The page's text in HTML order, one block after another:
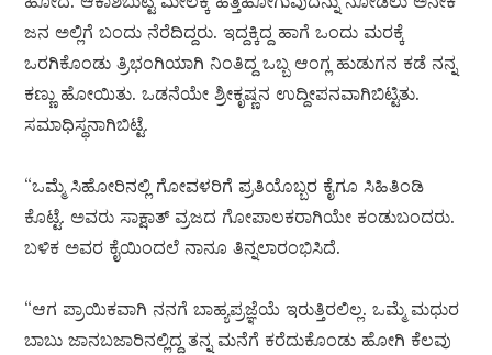
ಜನ ಅಲ್ಲಿಗೆ ಬಂದು ನೆರೆದಿದ್ದರು. ಇದ್ದಕ್ಕಿದ್ದ ಹಾಗೆ ಒಂದು ಮರಕ್ಕೆ
ಒರಗಿಕೊಂಡು ತ್ರಿಭಂಗಿಯಾಗಿ ನಿಂತಿದ್ದ ಒಬ್ಬ ಆಂಗ್ಲ ಹುಡುಗನ ಕಡೆ ನನ್ನ
ಕಣ್ಣು ಹೋಯಿತು. ಒಡನೆಯೇ ಶ್ರೀಕೃಷ್ಣನ ಉದ್ದೀಪನವಾಗಿಬಿಟ್ಟಿತು.
ಸಮಾಧಿಸ್ಥನಾಗಿಬಿಟ್ಟೆ.
“ಒಮ್ಮೆ ಸಿಹೋರಿನಲ್ಲಿ ಗೋವಳರಿಗೆ ಪ್ರತಿಯೊಬ್ಬರ ಕೈಗೂ ಸಿಹಿತಿಂಡಿ
ಕೊಟ್ಟೆ. ಅವರು ಸಾಕ್ಷಾತ್ ವ್ರಜದ ಗೋಪಾಲಕರಾಗಿಯೇ ಕಂಡುಬಂದರು.
ಬಳಿಕ ಅವರ ಕೈಯಿಂದಲೆ ನಾನೂ ತಿನ್ನಲಾರಂಭಿಸಿದೆ.
“ಆಗ ಪ್ರಾಯಿಕವಾಗಿ ನನಗೆ ಬಾಹ್ಯಪ್ರಜ್ಞೆಯೆ ಇರುತ್ತಿರಲಿಲ್ಲ. ಒಮ್ಮೆ ಮಧುರ
ಬಾಬು ಜಾನಬಜಾರಿನಲ್ಲಿದ್ದ ತನ್ನ ಮನೆಗೆ ಕರೆದುಕೊಂಡು ಹೋಗಿ ಕೆಲವು